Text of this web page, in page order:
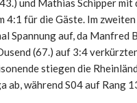
und Mathias Schipper mit
4:1 für die Gäste. Im
Spannung auf, da Manfred
(67.) auf 3:4
stiegen die
ab, während S04 auf Rang